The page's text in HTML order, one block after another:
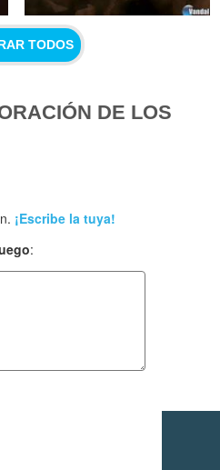
TODOS
DE LOS
¡Escribe la tuya!
: